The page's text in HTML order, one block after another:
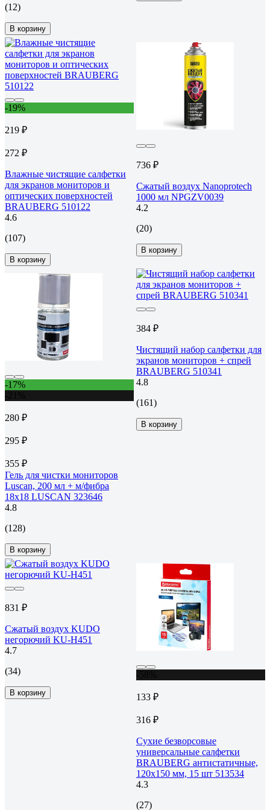
(12)
В корзину
-19%
219 ₽
272 ₽
Влажные чистящие салфетки
для экранов мониторов и
оптических поверхностей
BRAUBERG 510122
4.6
(107)
В корзину
736 ₽
Сжатый воздух Nanoprotech
1000 мл NPGZV0039
4.2
(20)
В корзину
-17%
280 ₽
295 ₽
355 ₽
Гель для чистки мониторов
Luscan, 200 мл + м/фибра
18х18 LUSCAN 323646
4.8
(128)
В корзину
384 ₽
Чистящий набор салфетки для
экранов мониторов + спрей
BRAUBERG 510341
4.8
(161)
В корзину
831 ₽
Сжатый воздух KUDO
негорючий KU-H451
4.7
(34)
В корзину 133 ₽
316 ₽
Сухие безворсовые
универсальные салфетки
BRAUBERG антистатичные,
120x150 мм, 15 шт 513534
4.3
(27)